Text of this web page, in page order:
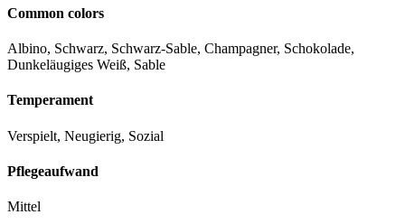
Common colors
Albino, Schwarz, Schwarz-Sable, Champagner, Schokolade,
Dunkeläugiges Weiß, Sable
Temperament
Verspielt, Neugierig, Sozial
Pflegeaufwand
Mittel